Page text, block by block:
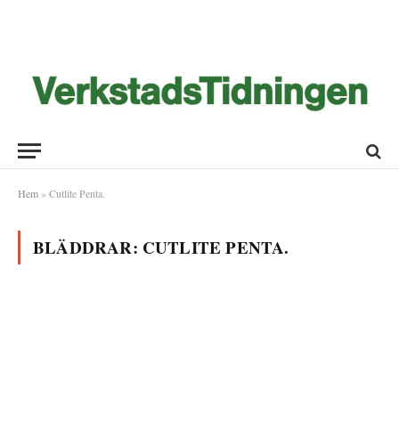
Hem » Cutlite Penta.
BLÄDDRAR: CUTLITE PENTA.